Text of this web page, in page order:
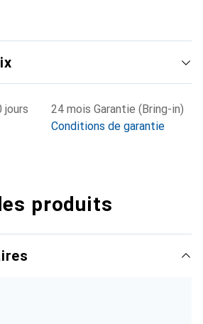
jours
24 mois Garantie (Bring-in)
Conditions de garantie
produits